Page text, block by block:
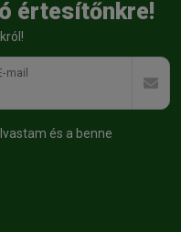
értesítőnkre!
mail
és a benne